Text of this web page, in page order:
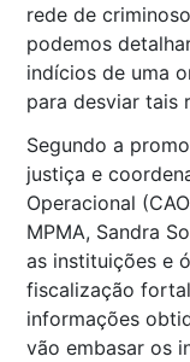
rede de
podemos
indícios de uma
para desviar tais
Segundo a
justiça e
Operacional
MPMA, Sandra
as instituições e
fiscalização
informações
vão embasar os